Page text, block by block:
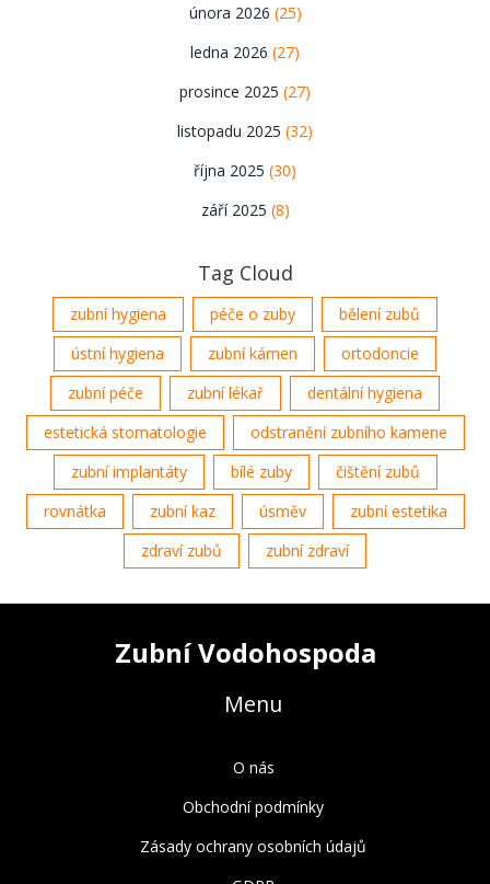
února 2026 (25)
ledna 2026 (27)
prosince 2025 (27)
listopadu 2025 (32)
října 2025 (30)
září 2025 (8)
Tag Cloud
zubní hygiena péče o zuby
bělení zubů
ústní hygiena
zubní kámen
ortodoncie
zubní péče
zubní lékař
dentální hygiena
estetická stomatologie
odstranění zubního kamene
zubní implantáty
bílé zuby
čištění zubů
rovnátka
zubní kaz úsměv
zubní estetika
zdraví zubů
zubní zdraví
Zubní Vodohospoda
Menu
O nás
Obchodní podmínky
Zásady ochrany osobních údajů